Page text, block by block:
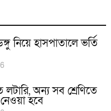
নিয়ে হাসপাতালে ভর্তি
লটারি, অন্য সব শ্রেণিতে
নেওয়া হবে